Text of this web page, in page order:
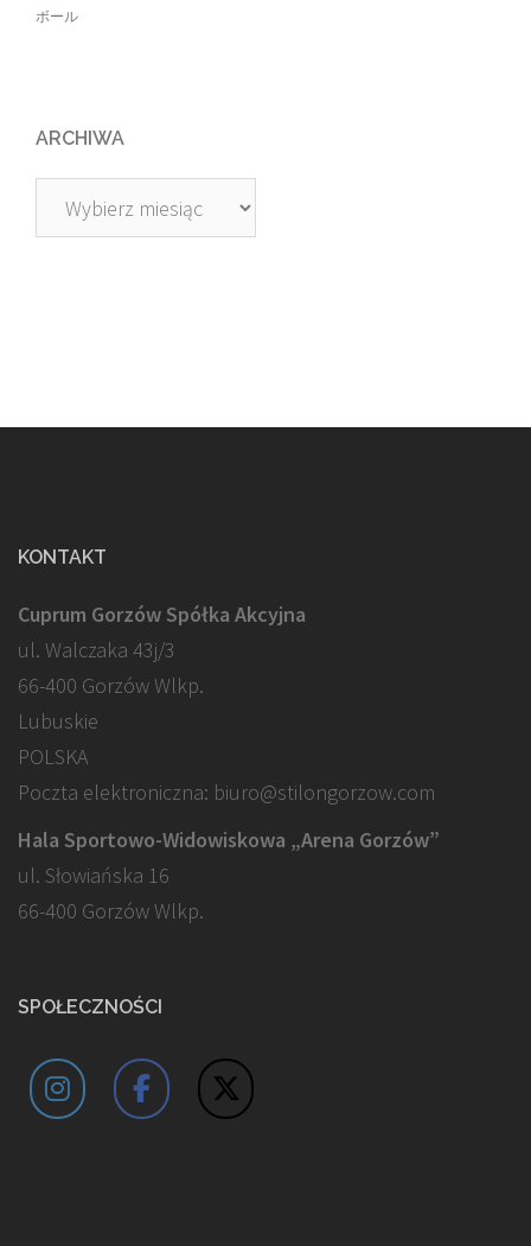
ボール
ARCHIWA
Archiwa
KONTAKT
Cuprum Gorzów Spółka Akcyjna
ul. Walczaka 43j/3
66-400 Gorzów Wlkp.
Lubuskie
POLSKA
Poczta elektroniczna: biuro@stilongorzow.com
Hala Sportowo-Widowiskowa „Arena Gorzów”
ul. Słowiańska 16
66-400 Gorzów Wlkp.
SPOŁECZNOŚCI